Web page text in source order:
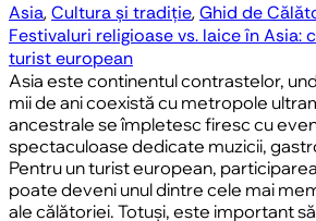
Asia,Cultura și tradiție,Ghid de
Festivaluri religioase vs. laice în Asia:
turist european
Asia este continentul contrastelor,
mii de ani coexistă cu metropole
ancestrale se împletesc firesc cu
spectaculoase dedicate muzicii,
Pentru un turist european,
poate deveni unul dintre cele mai
ale călătoriei. Totuși, este important